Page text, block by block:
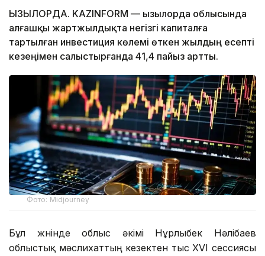
ҚЫЗЫЛОРДА. KAZINFORM — Қызылорда облысында
алғашқы жартжылдықта негізгі капиталға
тартылған инвестиция көлемі өткен жылдың есепті
кезеңімен салыстырғанда 41,4 пайыз артты.
Фото: Midjourney
Бұл жөнінде облыс әкiмi Нұрлыбек Нәлібаев
облыстық мәслихаттың кезектен тыс XVI сессиясы